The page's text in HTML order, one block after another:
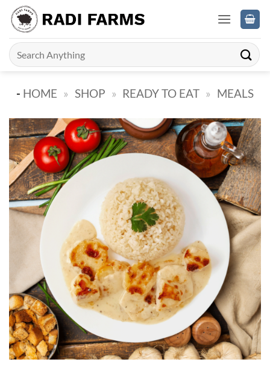
Skip
content
Search
for:
- HOME » SHOP » READY TO EAT » MEALS